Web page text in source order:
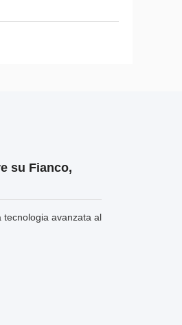
su Fianco,
avanzata al